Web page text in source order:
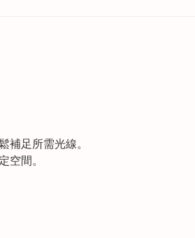
足所需光線。
間。